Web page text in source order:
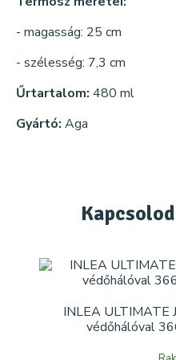
- magasság: 25 cm
- szélesség: 7,3 cm
Űrtartalom: 480 ml
Gyártó: Aga
INLEA ULTIMATE
védőhálóval